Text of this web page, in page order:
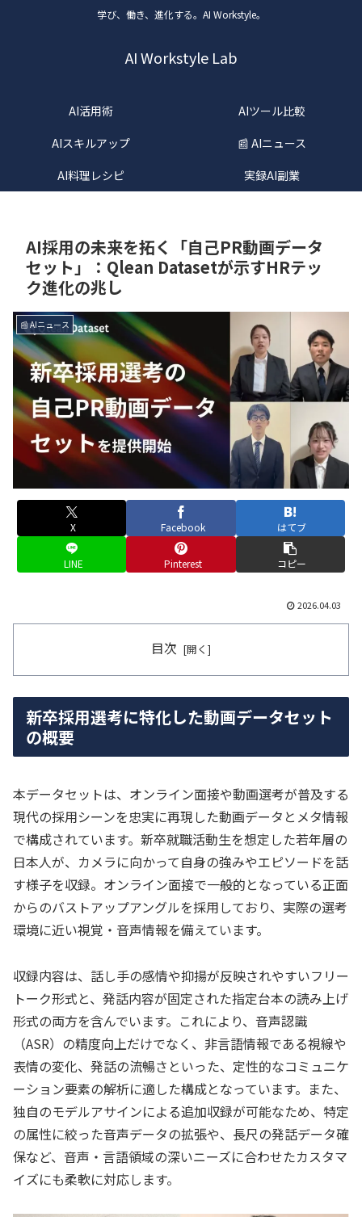
学び、働き、進化する。AI Workstyle。
AI Workstyle Lab
AI活用術
AIツール比較
AIスキルアップ
📰 AIニュース
AI料理レシピ
実録AI副業
AI採用の未来を拓く「自己PR動画データ
セット」：Qlean Datasetが示すHRテッ
ク進化の兆し
📰 AIニュース
X Facebook はてブ
LINE Pinterest コピー
2026.04.03
目次
新卒採用選考に特化した動画データセット
の概要
本データセットは、オンライン面接や動画選考が普及する
現代の採用シーンを忠実に再現した動画データとメタ情報
で構成されています。新卒就職活動生を想定した若年層の
日本人が、カメラに向かって自身の強みやエピソードを話
す様子を収録。オンライン面接で一般的となっている正面
からのバストアップアングルを採用しており、実際の選考
環境に近い視覚・音声情報を備えています。
収録内容は、話し手の感情や抑揚が反映されやすいフリー
トーク形式と、発話内容が固定された指定台本の読み上げ
形式の両方を含んでいます。これにより、音声認識
（ASR）の精度向上だけでなく、非言語情報である視線や
表情の変化、発話の流暢さといった、定性的なコミュニケ
ーション要素の解析に適した構成となっています。また、
独自のモデルアサインによる追加収録が可能なため、特定
の属性に絞った音声データの拡張や、長尺の発話データ確
保など、音声・言語領域の深いニーズに合わせたカスタマ
イズにも柔軟に対応します。